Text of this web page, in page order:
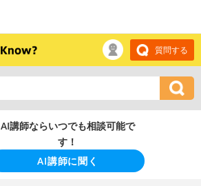
質問する
AI講師ならいつでも相談可能で
す！
AI講師に聞く